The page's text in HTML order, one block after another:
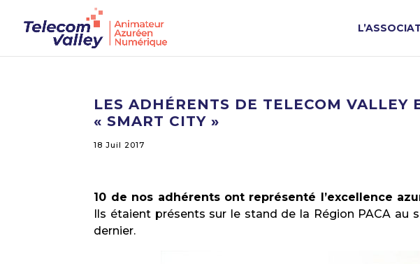
LES ADHÉRENTS DE TELECOM VALLEY
« SMART CITY »
18 Juil 2017
10 de nos adhérents ont représenté l’excellence
Ils étaient présents sur le stand de la Région PACA au
dernier.